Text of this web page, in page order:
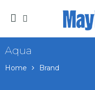
Aqua
Home Brand